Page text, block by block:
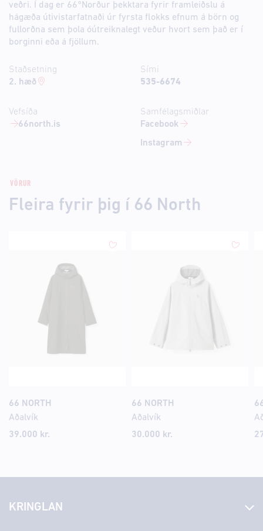
veðri. Í dag er 66°Norður þekktara fyrir framleiðslu á
hágæða útivistarfatnaði úr fyrsta flokks efnum á börn og
fullorðna sem þola óútreiknalegt veður hvort sem það er í
borginni eða á fjöllum.
Staðsetning
2. hæð
Vefsíða
66north.is
Sími
535-6674
Samfélagsmiðlar
Facebook
Instagram
VÖRUR
Fleira fyrir þig í 66 North
66 NORTH
Aðalvík
39.000 kr.
66 NORTH
Aðalvík
30.000 kr.
KRINGLAN